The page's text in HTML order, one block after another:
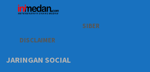
SIBER
DISCLAIMER
JARINGAN SOCIAL